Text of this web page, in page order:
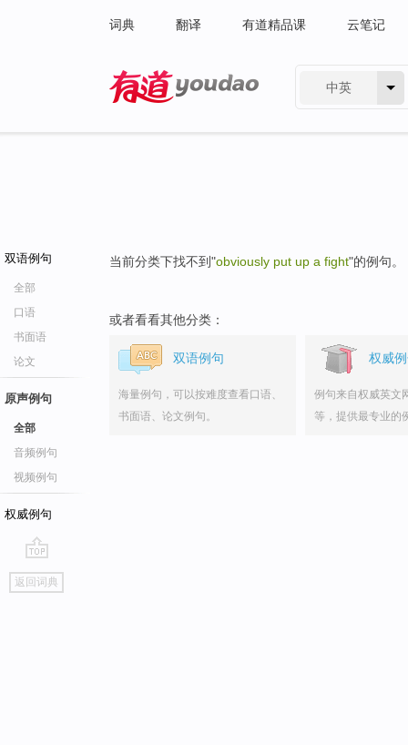
词典 翻译 有道精品课 云笔记
中英
双语例句
全部
口语
书面语
论文
原声例句
全部
音频例句
视频例句
权威例句
go
top
返回词典
当前分类下找不到"obviously put up a fight"的例句。
或者看看其他分类：
双语例句
海量例句，可以按难度查看口语、
书面语、论文例句。
权威
例句来自权威英文
等，提供最专业的